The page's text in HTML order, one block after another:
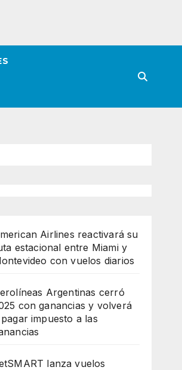
Airlines reactivará su
estacional entre Miami y
con vuelos diarios
Argentinas cerró
con ganancias y volverá
impuesto a las
lanza vuelos